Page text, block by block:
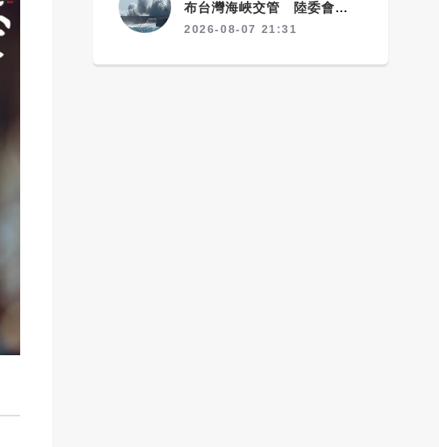
布台灣海峽交管 陸委會：不
勞費心
2026-08-07 21:31